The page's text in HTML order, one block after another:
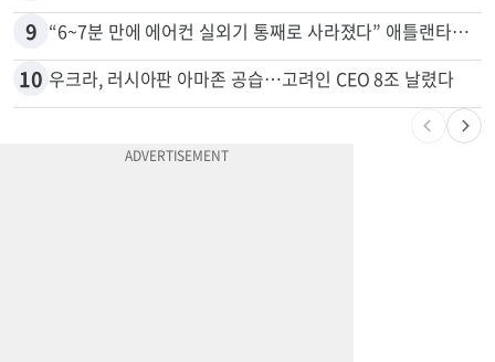
9 “6~7분 만에 에어컨 실외기 통째로 사라졌다” 애틀랜타서 실외기 도난 급증
10 우크라, 러시아판 아마존 공습…고려인 CEO 8조 날렸다